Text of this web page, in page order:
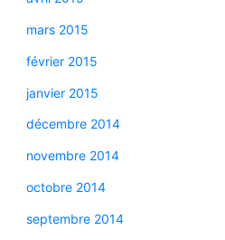
mars 2015
février 2015
janvier 2015
décembre 2014
novembre 2014
octobre 2014
septembre 2014